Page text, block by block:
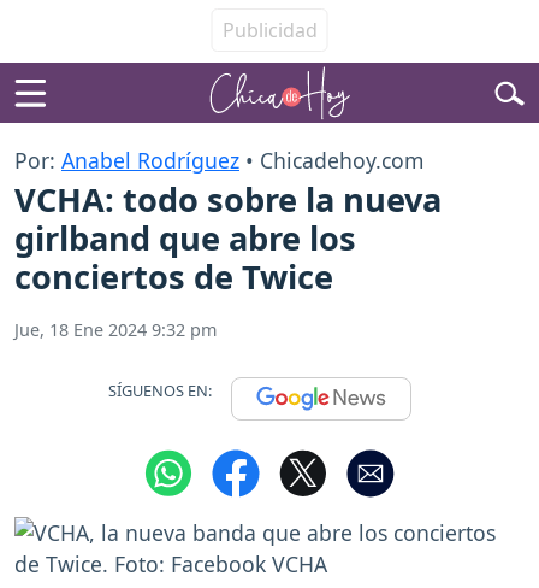
Por: Anabel Rodríguez • Chicadehoy.com
VCHA: todo sobre la nueva
girlband que abre los
conciertos de Twice
Jue, 18 Ene 2024 9:32 pm
SÍGUENOS EN: